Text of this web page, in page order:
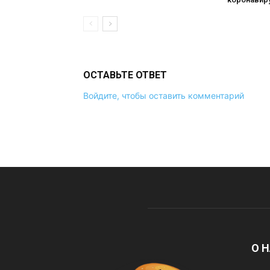
ОСТАВЬТЕ ОТВЕТ
Войдите, чтобы оставить комментарий
О